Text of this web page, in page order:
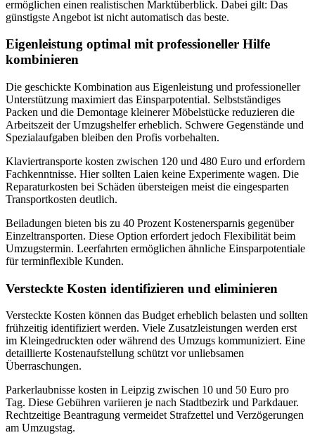
ermöglichen einen realistischen Marktüberblick. Dabei gilt: Das
günstigste Angebot ist nicht automatisch das beste.
Eigenleistung optimal mit professioneller Hilfe
kombinieren
Die geschickte Kombination aus Eigenleistung und professioneller
Unterstützung maximiert das Einsparpotential. Selbstständiges
Packen und die Demontage kleinerer Möbelstücke reduzieren die
Arbeitszeit der Umzugshelfer erheblich. Schwere Gegenstände und
Spezialaufgaben bleiben den Profis vorbehalten.
Klaviertransporte kosten zwischen 120 und 480 Euro und erfordern
Fachkenntnisse. Hier sollten Laien keine Experimente wagen. Die
Reparaturkosten bei Schäden übersteigen meist die eingesparten
Transportkosten deutlich.
Beiladungen bieten bis zu 40 Prozent Kostenersparnis gegenüber
Einzeltransporten. Diese Option erfordert jedoch Flexibilität beim
Umzugstermin. Leerfahrten ermöglichen ähnliche Einsparpotentiale
für terminflexible Kunden.
Versteckte Kosten identifizieren und eliminieren
Versteckte Kosten können das Budget erheblich belasten und sollten
frühzeitig identifiziert werden. Viele Zusatzleistungen werden erst
im Kleingedruckten oder während des Umzugs kommuniziert. Eine
detaillierte Kostenaufstellung schützt vor unliebsamen
Überraschungen.
Parkerlaubnisse kosten in Leipzig zwischen 10 und 50 Euro pro
Tag. Diese Gebühren variieren je nach Stadtbezirk und Parkdauer.
Rechtzeitige Beantragung vermeidet Strafzettel und Verzögerungen
am Umzugstag.